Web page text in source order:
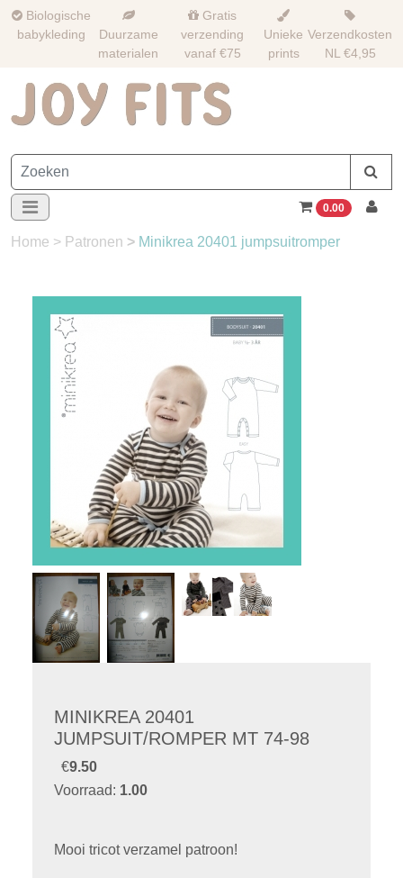
Biologische
babykleding
Duurzame
materialen
Gratis
verzending
vanaf €75
Unieke
prints
Verzendkosten
NL €4,95
0.00
Home > Patronen > Minikrea 20401 jumpsuitromper
MINIKREA 20401
JUMPSUIT/ROMPER MT 74-98
€9.50
Voorraad: 1.00
Mooi tricot verzamel patroon!